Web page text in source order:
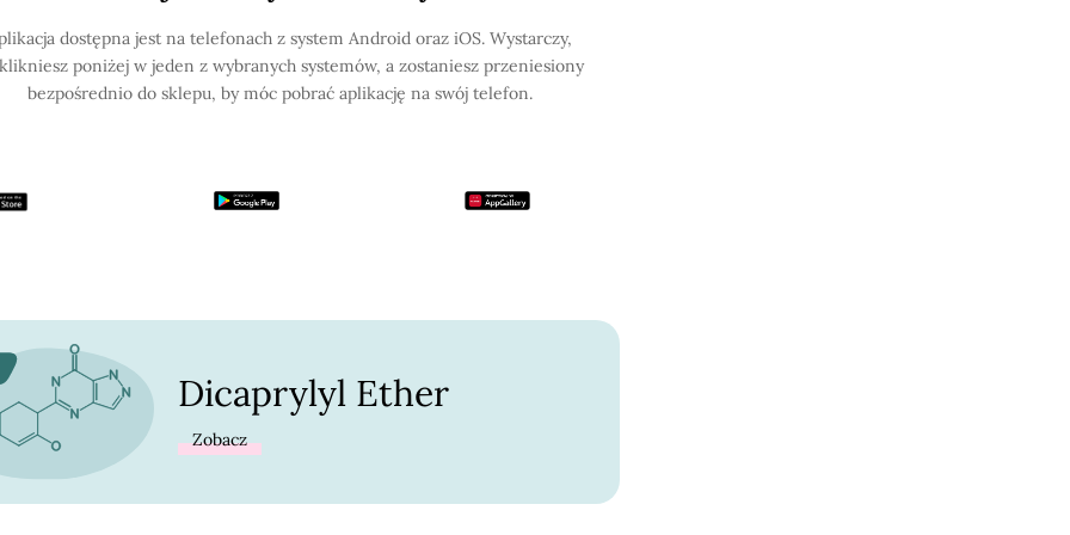
dostępna jest na telefonach z system Android oraz iOS. Wystarczy,
poniżej w jeden z wybranych systemów, a zostaniesz przeniesiony
bezpośrednio do sklepu, by móc pobrać aplikację na swój telefon.
Dicaprylyl Ether
Zobacz